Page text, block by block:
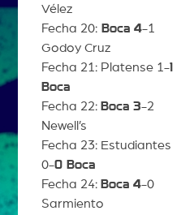
Vélez
Fecha 20:Boca 4-1
Godoy Cruz
Fecha 21: Platense 1-1
Boca
Fecha 22: Boca 3-2
Newell’s
Fecha 23: Estudiantes
0-0 Boca
Fecha 24: Boca 4-0
Sarmiento